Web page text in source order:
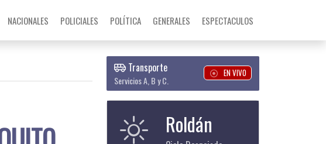
NACIONALES POLICIALES POLÍTICA GENERALES ESPECTACULOS
Transporte
Servicios A, B y C.
EN VIVO
Roldán